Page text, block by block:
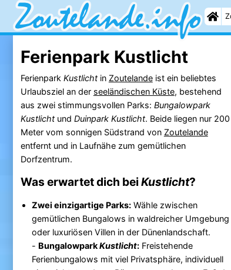
Ferienpark Kustlicht
Ferienpark Kustlichtin Zoutelandeist ein beliebtes
Urlaubsziel an der seeländischen Küste, bestehend
aus zwei stimmungsvollen Parks: Bungalowpark
Kustlichtund Duinpark Kustlicht. Beide liegen nur 200
Meter vom sonnigen Südstrand von Zoutelande
entfernt und in Laufnähe zum gemütlichen
Dorfzentrum.
Was erwartet dich bei Kustlicht?
Zwei einzigartige Parks:Wähle zwischen
gemütlichen Bungalows in waldreicher Umgebung
oder luxuriösen Villen in der Dünenlandschaft.
- BungalowparkKustlicht:Freistehende
Ferienbungalows mit viel Privatsphäre, individuell